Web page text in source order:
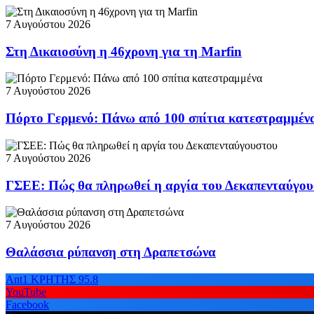
7 Αυγούστου 2026
Στη Δικαιοσύνη η 46χρονη για τη Marfin
7 Αυγούστου 2026
Πόρτο Γερμενό: Πάνω από 100 σπίτια
7 Αυγούστου 2026
ΓΣΕΕ: Πώς θα πληρωθεί η αργία του
7 Αυγούστου 2026
Θαλάσσια ρύπανση στη Δραπετσώνα
Ant1 ΚΡΗΤΗΣ 95.8
YouTube
Facebook